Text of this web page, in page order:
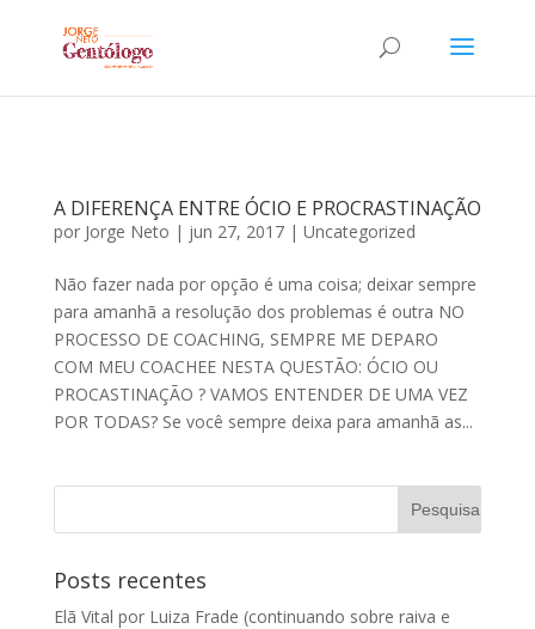
A DIFERENÇA ENTRE ÓCIO E PROCRASTINAÇÃO
por Jorge Neto | jun 27, 2017| Uncategorized
Não fazer nada por opção é uma coisa; deixar sempre
para amanhã a resolução dos problemas é outra NO
PROCESSO DE COACHING, SEMPRE ME DEPARO
COM MEU COACHEE NESTA QUESTÃO: ÓCIO OU
PROCASTINAÇÃO ? VAMOS ENTENDER DE UMA VEZ
POR TODAS? Se você sempre deixa para amanhã as...
Posts recentes
Elã Vital por Luiza Frade (continuando sobre raiva e